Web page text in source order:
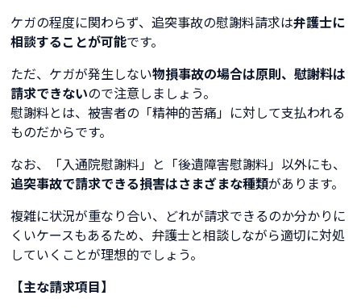
ケガの程度に関わらず、追突事故の慰謝料請求は弁護士に
相談することが可能です。
ただ、ケガが発生しない物損事故の場合は原則、慰謝料は
請求できないので注意しましょう。
慰謝料とは、被害者の「精神的苦痛」に対して支払われる
ものだからです。
なお、「入通院慰謝料」と「後遺障害慰謝料」以外にも、
追突事故で請求できる損害はさまざまな種類があります。
複雑に状況が重なり合い、どれが請求できるのか分かりに
くいケースもあるため、弁護士と相談しながら適切に対処
していくことが理想的でしょう。
【主な請求項目】